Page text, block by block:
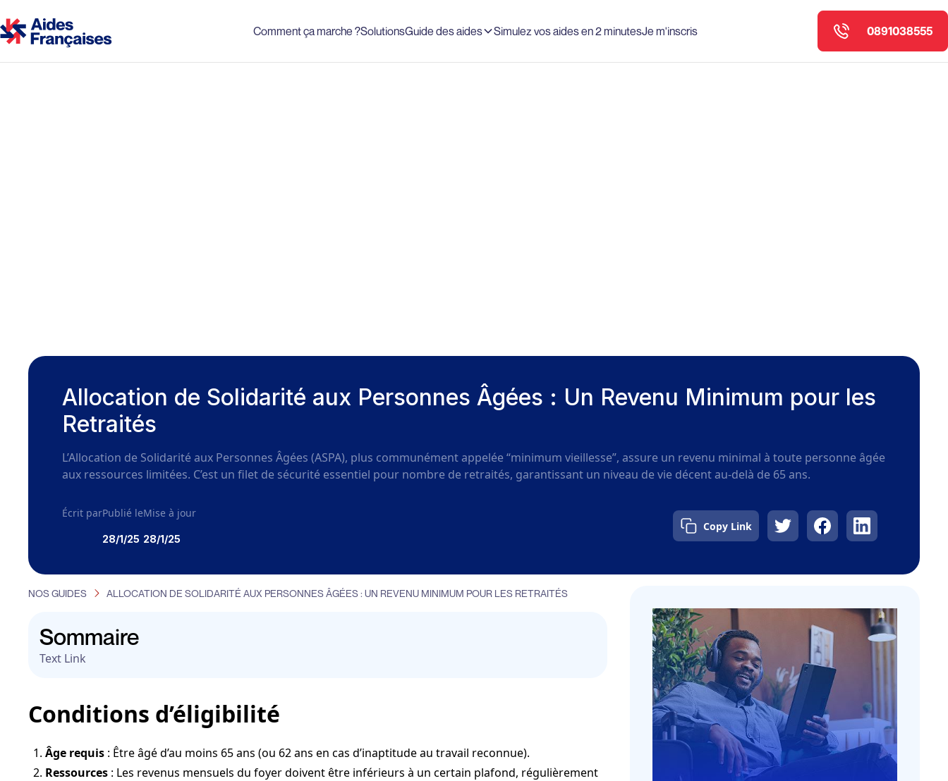
Comment ça marche ?SolutionsGuide des aides Simulez vos aides en 2 minutesJe m'inscris 0891038555
Allocation de Solidarité aux Personnes Âgées : Un Revenu Minimum pour les
Retraités
L’Allocation de Solidarité aux Personnes Âgées (ASPA), plus communément appelée “minimum vieillesse”, assure un revenu minimal à toute personne âgée
aux ressources limitées. C’est un filet de sécurité essentiel pour nombre de retraités, garantissant un niveau de vie décent au-delà de 65 ans.
Écrit parPublié le
28/1/25
Mise à jour
28/1/25
Copy Link
NOS GUIDES ALLOCATION DE SOLIDARITÉ AUX PERSONNES ÂGÉES : UN REVENU MINIMUM POUR LES RETRAITÉS
Sommaire
Text Link
Conditions d’éligibilité
Âge requis : Être âgé d’au moins 65 ans (ou 62 ans en cas d’inaptitude au travail reconnue).
Ressources : Les revenus mensuels du foyer doivent être inférieurs à un certain plafond, régulièrement